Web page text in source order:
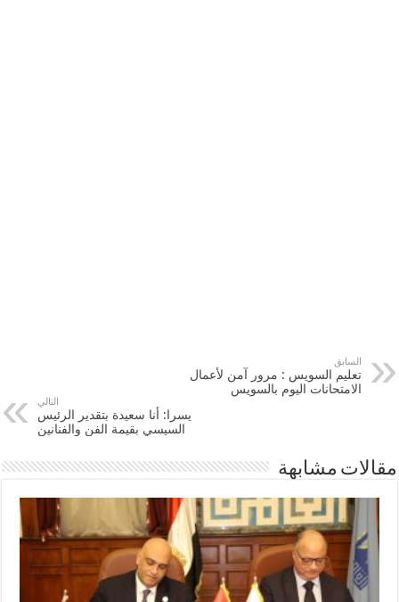
السابق
تعليم السويس : مرور آمن لأعمال
الامتحانات اليوم بالسويس
التالي
يسرا: أنا سعيدة بتقدير الرئيس
السيسي بقيمة الفن والفنانين
مقالات مشابهة